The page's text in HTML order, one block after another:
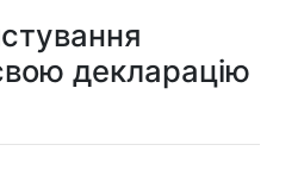
декларацію